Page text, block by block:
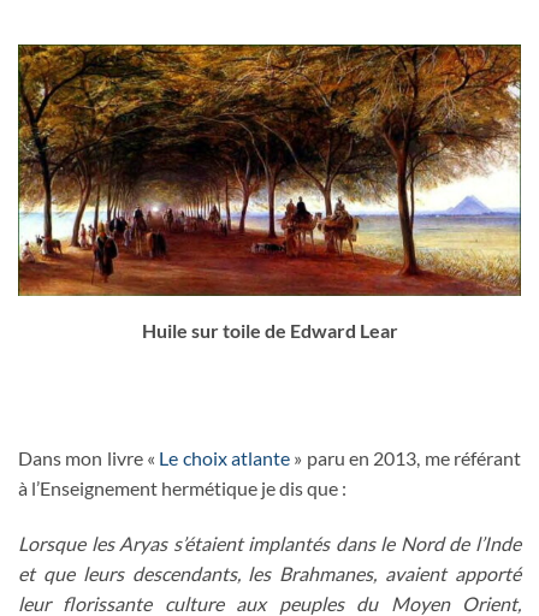
Huile sur toile de Edward Lear
Dans mon livre « Le choix atlante » paru en 2013, me référant
à l’Enseignement hermétique je dis que :
Lorsque les Aryas s’étaient implantés dans le Nord de l’Inde
et que leurs descendants, les Brahmanes, avaient apporté
leur florissante culture aux peuples du Moyen Orient,